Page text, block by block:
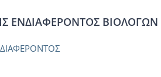
ΕΝΔΙΑΦΕΡΟΝΤΟΣ ΒΙΟΛΟΓΩΝ